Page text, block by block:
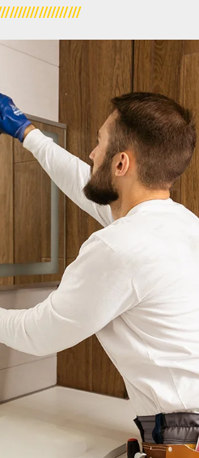
kann sehr komplex
bis hin zur
und -entsorgung planen
Gewerke nach dem
der Technik.